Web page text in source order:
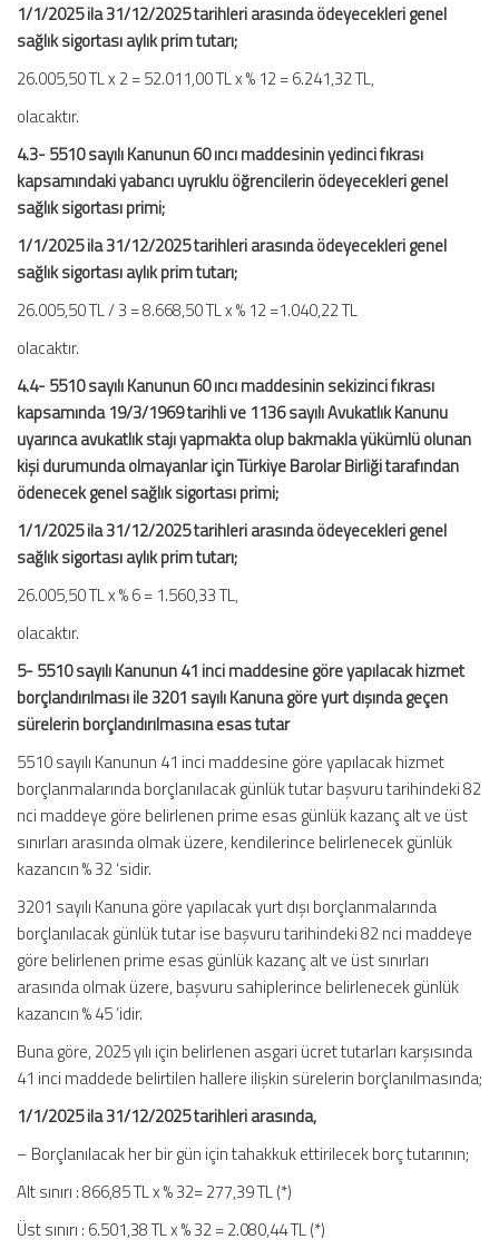
1/1/2025 ila 31/12/2025 tarihleri arasında ödeyecekleri genel
sağlık sigortası aylık prim tutarı;
26.005,50 TL x 2 = 52.011,00 TL x % 12 = 6.241,32 TL,
olacaktır.
4.3- 5510 sayılı Kanunun 60 ıncı maddesinin yedinci fıkrası
kapsamındaki yabancı uyruklu öğrencilerin ödeyecekleri genel
sağlık sigortası primi;
1/1/2025 ila 31/12/2025 tarihleri arasında ödeyecekleri genel
sağlık sigortası aylık prim tutarı;
26.005,50 TL / 3 = 8.668,50 TL x % 12 =1.040,22 TL
olacaktır.
4.4- 5510 sayılı Kanunun 60 ıncı maddesinin sekizinci fıkrası
kapsamında 19/3/1969 tarihli ve 1136 sayılı Avukatlık Kanunu
uyarınca avukatlık stajı yapmakta olup bakmakla yükümlü olunan
kişi durumunda olmayanlar için Türkiye Barolar Birliği tarafından
ödenecek genel sağlık sigortası primi;
1/1/2025 ila 31/12/2025 tarihleri arasında ödeyecekleri genel
sağlık sigortası aylık prim tutarı;
26.005,50 TL x % 6 = 1.560,33 TL,
olacaktır.
5- 5510 sayılı Kanunun 41 inci maddesine göre yapılacak hizmet
borçlandırılması ile 3201 sayılı Kanuna göre yurt dışında geçen
sürelerin borçlandırılmasına esas tutar
5510 sayılı Kanunun 41 inci maddesine göre yapılacak hizmet
borçlanmalarında borçlanılacak günlük tutar başvuru tarihindeki 82
nci maddeye göre belirlenen prime esas günlük kazanç alt ve üst
sınırları arasında olmak üzere, kendilerince belirlenecek günlük
kazancın % 32 ‘sidir.
3201 sayılı Kanuna göre yapılacak yurt dışı borçlanmalarında
borçlanılacak günlük tutar ise başvuru tarihindeki 82 nci maddeye
göre belirlenen prime esas günlük kazanç alt ve üst sınırları
arasında olmak üzere, başvuru sahiplerince belirlenecek günlük
kazancın % 45 ‘idir.
Buna göre, 2025 yılı için belirlenen asgari ücret tutarları karşısında
41 inci maddede belirtilen hallere ilişkin sürelerin borçlanılmasında;
1/1/2025 ila 31/12/2025 tarihleri arasında,
– Borçlanılacak her bir gün için tahakkuk ettirilecek borç tutarının;
Alt sınırı : 866,85 TL x % 32= 277,39 TL (*)
Üst sınırı : 6.501,38 TL x % 32 = 2.080,44 TL (*)